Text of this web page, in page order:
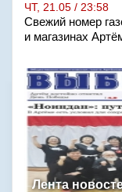
ЧТ, 21.05 / 23:58
Свежий номер
и магазинах
Лента